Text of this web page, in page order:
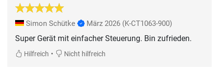
Simon Schütke März 2026 (K-CT1063-900)
Super Gerät mit einfacher Steuerung. Bin zufrieden.
Hilfreich • Nicht hilfreich